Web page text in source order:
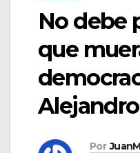
No debe
que
Por